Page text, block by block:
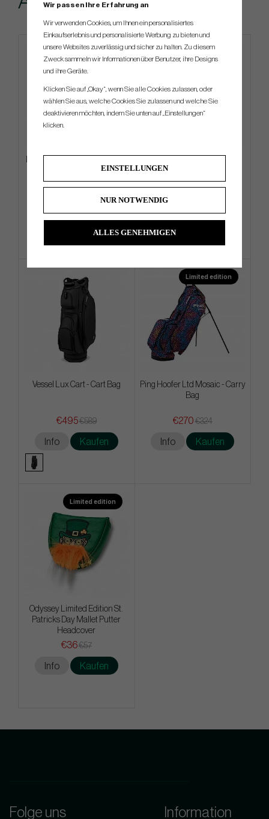
Vessel Lux Cart - Cart Bag
€495€589
Info Kaufen
Limited edition
Ping Hoofer Ltd Mosaic - Carry
Bag
€270 €324
Info Kaufen
Limited edition
Odyssey Limited Edition St.
Patricks Day Mallet Putter
Headcover
€36€57
Info Kaufen
Folge uns Information
Wir passen Ihre Erfahrung an
Wir verwenden Cookies, um Ihnen ein personalisiertes
Einkaufserlebnis und personalisierte Werbung zu bieten und
unsere Websites zuverlässig und sicher zu halten. Zu diesem
Zweck sammeln wir Informationen über Benutzer, ihre Designs
und ihre Geräte.
Klicken Sie auf „Okay“, wenn Sie alle Cookies zulassen, oder
wählen Sie aus, welche Cookies Sie zulassen und welche Sie
deaktivieren möchten, indem Sie unten auf „Einstellungen“
klicken.
EINSTELLUNGEN
NUR NOTWENDIG
ALLES GENEHMIGEN